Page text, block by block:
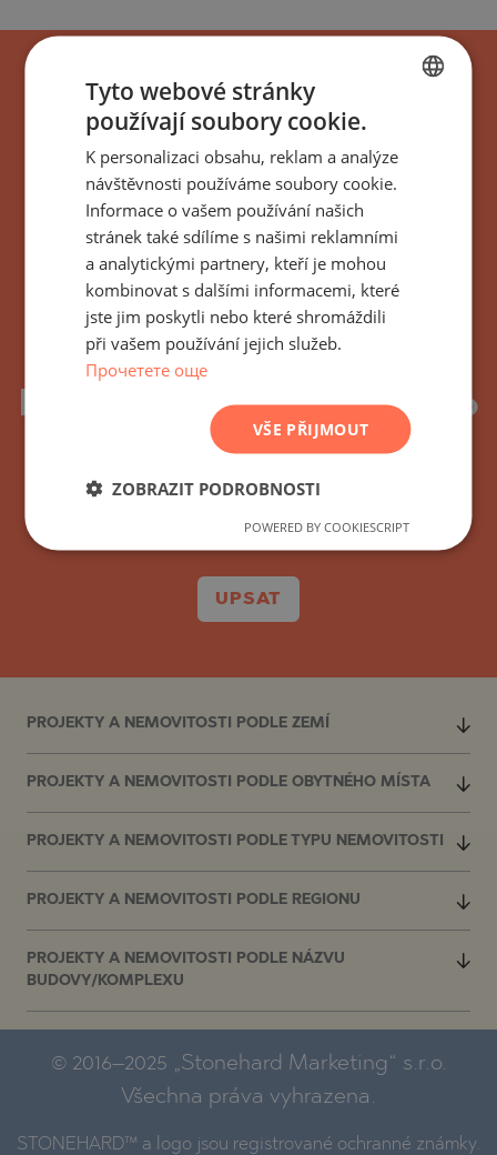
Přihlaste se k odběru
všech novinek,
aktualizací a nových
nabídek týkajících se
budovy/komplexu Bansko
Hills Side Bansko,
Bulharsko
UPSAT
PROJEKTY A NEMOVITOSTI PODLE ZEMÍ
PROJEKTY A NEMOVITOSTI PODLE OBYTNÉHO MÍSTA
PROJEKTY A NEMOVITOSTI PODLE TYPU NEMOVITOSTI
PROJEKTY A NEMOVITOSTI PODLE REGIONU
PROJEKTY A NEMOVITOSTI PODLE NÁZVU
BUDOVY/KOMPLEXU
© 2016–2025 „Stonehard Marketing“ s.r.o.
Všechna práva vyhrazena.
STONEHARD™ a logo jsou registrované ochranné známky.
BULGARIAN
ENGLISH
GERMAN
FRENCH
POLISH
CZECH
Tyto webové stránky
používají soubory cookie.
K personalizaci obsahu, reklam a analýze
návštěvnosti používáme soubory cookie.
Informace o vašem používání našich
stránek také sdílíme s našimi reklamními
a analytickými partnery, kteří je mohou
kombinovat s dalšími informacemi, které
jste jim poskytli nebo které shromáždili
při vašem používání jejich služeb.
Прочетете още
VŠE PŘIJMOUT
ZOBRAZIT PODROBNOSTI
POWERED BY COOKIESCRIPT